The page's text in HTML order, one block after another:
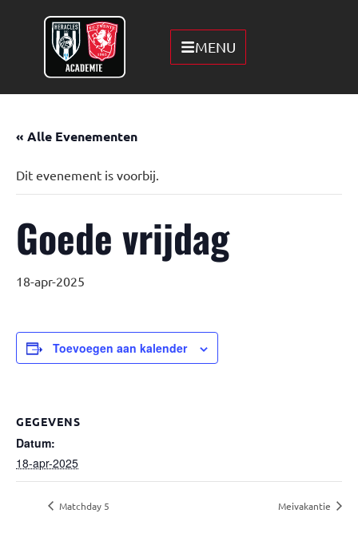
MENU
« Alle Evenementen
Dit evenement is voorbij.
Goede vrijdag
18-apr-2025
Toevoegen aan kalender
GEGEVENS
Datum:
18-apr-2025
Matchday 5 Meivakantie